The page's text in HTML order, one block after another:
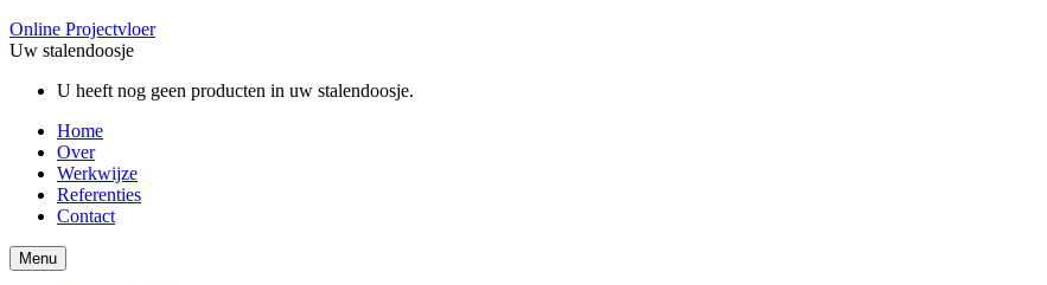
Online Projectvloer
Uw stalendoosje
U heeft nog geen producten in uw stalendoosje.
Home
Over
Werkwijze
Referenties
Contact
Menu